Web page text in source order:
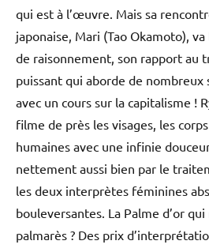
qui est à l’œuvre. Mais sa
japonaise, Mari (Tao Okamoto),
de raisonnement, son rapport au
puissant qui aborde de nombreux
avec un cours sur la capitalisme !
filme de près les visages, les
humaines avec une infinie
nettement aussi bien par le
les deux interprètes féminines
bouleversantes. La Palme d’or
palmarès ? Des prix